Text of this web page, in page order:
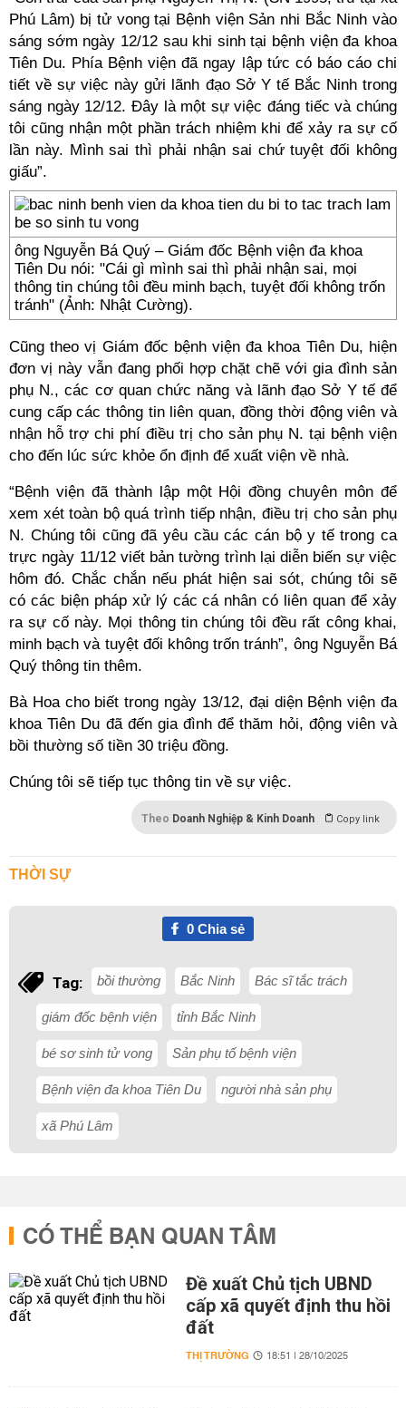
Phú Lâm) bị tử vong tại Bệnh viện Sản nhi Bắc Ninh vào
sáng sớm ngày 12/12 sau khi sinh tại bệnh viện đa khoa
Tiên Du. Phía Bệnh viện đã ngay lập tức có báo cáo chi
tiết về sự việc này gửi lãnh đạo Sở Y tế Bắc Ninh trong
sáng ngày 12/12. Đây là một sự việc đáng tiếc và chúng
tôi cũng nhận một phần trách nhiệm khi để xảy ra sự cố
lần này. Mình sai thì phải nhận sai chứ tuyệt đối không
giấu”.
ông Nguyễn Bá Quý – Giám đốc Bệnh viện đa khoa
Tiên Du nói: "Cái gì mình sai thì phải nhận sai, mọi
thông tin chúng tôi đều minh bạch, tuyệt đối không trốn
tránh" (Ảnh: Nhật Cường).
Cũng theo vị Giám đốc bệnh viện đa khoa Tiên Du, hiện
đơn vị này vẫn đang phối hợp chặt chẽ với gia đình sản
phụ N., các cơ quan chức năng và lãnh đạo Sở Y tế để
cung cấp các thông tin liên quan, đồng thời động viên và
nhận hỗ trợ chi phí điều trị cho sản phụ N. tại bệnh viện
cho đến lúc sức khỏe ổn định để xuất viện về nhà.
“Bệnh viện đã thành lập một Hội đồng chuyên môn để
xem xét toàn bộ quá trình tiếp nhận, điều trị cho sản phụ
N. Chúng tôi cũng đã yêu cầu các cán bộ y tế trong ca
trực ngày 11/12 viết bản tường trình lại diễn biến sự việc
hôm đó. Chắc chắn nếu phát hiện sai sót, chúng tôi sẽ
có các biện pháp xử lý các cá nhân có liên quan để xảy
ra sự cố này. Mọi thông tin chúng tôi đều rất công khai,
minh bạch và tuyệt đối không trốn tránh”, ông Nguyễn Bá
Quý thông tin thêm.
Bà Hoa cho biết trong ngày 13/12, đại diện Bệnh viện đa
khoa Tiên Du đã đến gia đình để thăm hỏi, động viên và
bồi thường số tiền 30 triệu đồng.
Chúng tôi sẽ tiếp tục thông tin về sự việc.
Theo Doanh Nghiệp & Kinh Doanh Copy link
THỜI SỰ
0Chia sẻ
Tag: bồi thường Bắc Ninh Bác sĩ tắc trách
giám đốc bệnh viện tỉnh Bắc Ninh
bé sơ sinh tử vong Sản phụ tố bệnh viện
Bệnh viện đa khoa Tiên Du người nhà sản phụ
xã Phú Lâm
CÓ THỂ BẠN QUAN TÂM
Đề xuất Chủ tịch UBND
cấp xã quyết định thu hồi
đất
THỊ TRƯỜNG 18:51 | 28/10/2025